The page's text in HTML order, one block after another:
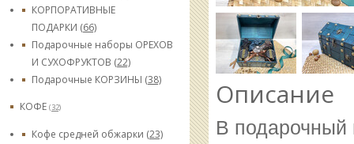
КОРПОРАТИВНЫЕ
ПОДАРКИ (66)
Подарочные наборы ОРЕХОВ
И СУХОФРУКТОВ (22)
Подарочные КОРЗИНЫ (38)
КОФЕ (32)
Кофе средней обжарки (23)
Описание
В подарочный